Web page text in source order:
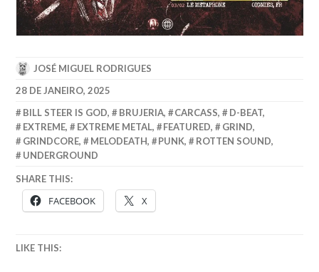
JOSÉ MIGUEL RODRIGUES
28 DE JANEIRO, 2025
BILL STEER IS GOD, BRUJERIA, CARCASS, D-BEAT,
EXTREME, EXTREME METAL, FEATURED, GRIND,
GRINDCORE, MELODEATH, PUNK, ROTTEN SOUND,
UNDERGROUND
SHARE THIS:
FACEBOOK X
LIKE THIS: